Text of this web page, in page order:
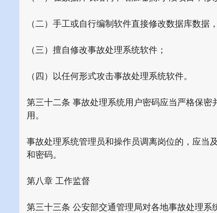
（二）手工或自行编制软件直接修改数据库数据
（三）擅自修改事故处理系统软件；
（四）以任何形式攻击事故处理系统软件。
第三十二条 事故处理系统用户密码应当严格保
用。
事故处理系统管理员和操作员调离岗位的，应当
和密码。
第八章 工作监督
第三十三条 公安部交通管理局对各地事故处理